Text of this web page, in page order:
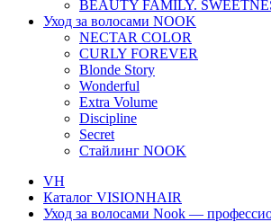
BEAUTY FAMILY.
Уход за волосами NOOK
NECTAR COLOR
CURLY FOREVER
Blonde Story
Wonderful
Extra Volume
Discipline
Secret
Стайлинг NOOK
VH
Каталог VISIONHAIR
Уход за волосами Nook —